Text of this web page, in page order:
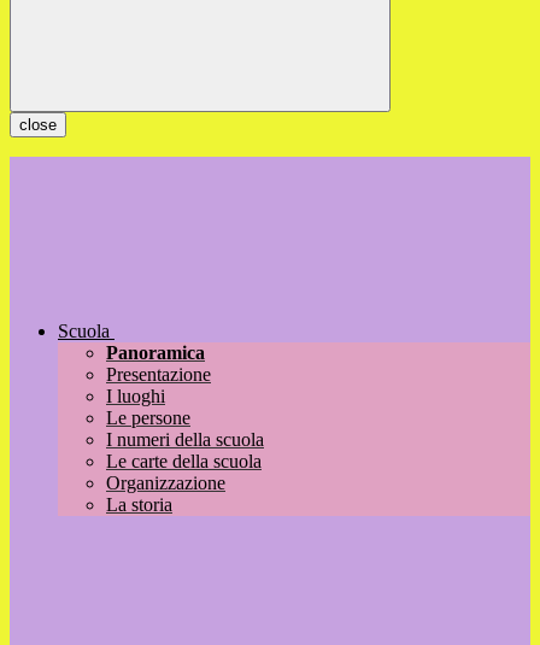
close
Scuola
Panoramica
Presentazione
I luoghi
Le persone
I numeri della scuola
Le carte della scuola
Organizzazione
La storia